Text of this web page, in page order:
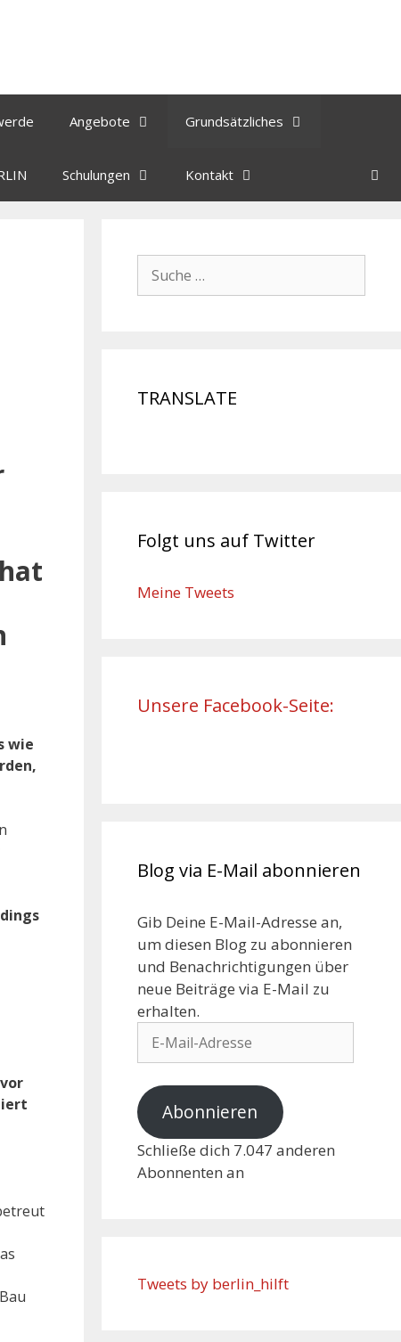
Angebote Grundsätzliches
Schulungen Kontakt
wie
TRANSLATE
Folgt uns auf Twitter
Meine Tweets
Unsere Facebook-Seite:
Blog via E-Mail abonnieren
Gib Deine E-Mail-Adresse an,
um diesen Blog zu abonnieren
und Benachrichtigungen über
neue Beiträge via E-Mail zu
erhalten.
Abonnieren
Schließe dich 7.047 anderen
Abonnenten an
Tweets by berlin_hilft